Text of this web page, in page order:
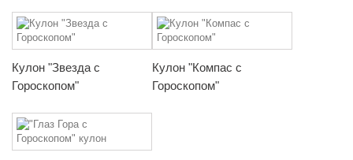
Кулон "Звезда с
Гороскопом"
Кулон "Компас с
Гороскопом"